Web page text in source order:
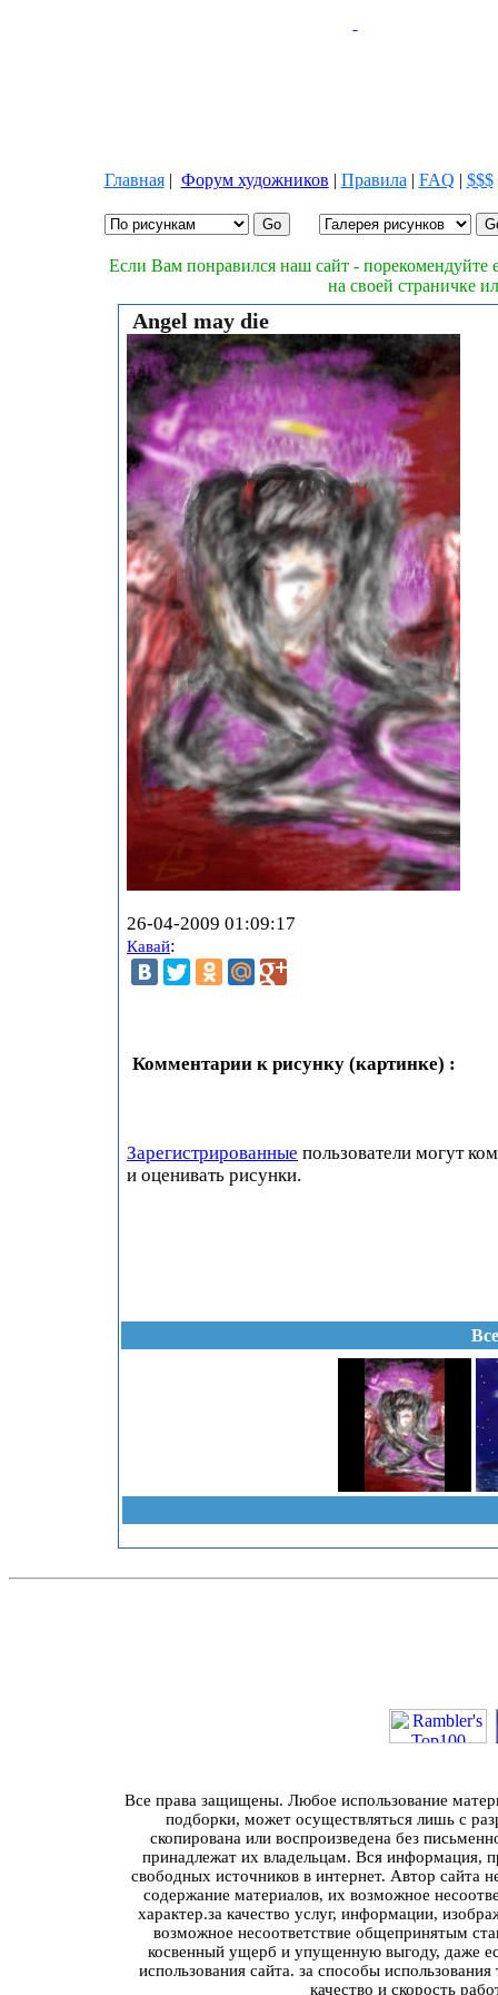
Главная| Форум художников | Правила | FAQ | $$$
Если Вам понравился наш сайт - порекомендуйте
на своей страничке
Angel may die
26-04-2009 01:09:17
Кавай:
Комментарии к рисунку (картинке) :
Зарегистрированные пользователи могут
и оценивать рисунки.
Все права защищены. Любое использование
подборки, может осуществляться лишь с
скопирована или воспроизведена без
принадлежат их владельцам. Вся информация,
свободных источников в интернет. Автор сайта
содержание материалов, их возможное
характер.за качество услуг, информации,
возможное несоответствие общепринятым
косвенный ущерб и упущенную выгоду, даже
использования сайта. за способы
качество и скорость